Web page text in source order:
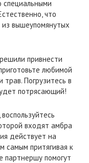
специальными
что
вышеупомянутых
привнести
любимой
Погрузитесь в
потрясающий!
входят амбра
действует на
самым притягивая к
партнершу помогут